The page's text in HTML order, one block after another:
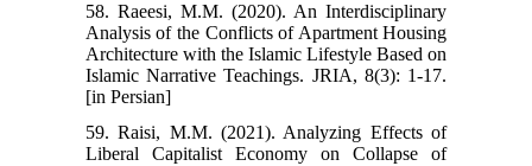
58. Raeesi, M.M. (2020). An Interdisciplinary
Analysis of the Conflicts of Apartment Housing
Architecture with the Islamic Lifestyle Based on
Islamic Narrative Teachings. JRIA, 8(3): 1-17.
[in Persian]
59. Raisi, M.M. (2021). Analyzing Effects of
Liberal Capitalist Economy on Collapse of